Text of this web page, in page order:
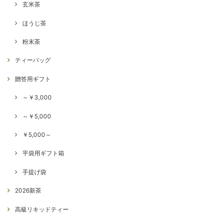
玄米茶
ほうじ茶
粉末茶
ティーバッグ
贈答用ギフト
～￥3,000
～￥5,000
￥5,000～
平袋用ギフト箱
手提げ袋
2026新茶
高級リキッドティー